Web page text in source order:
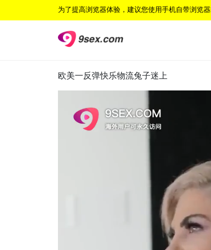
为了提高浏览器体验，建议您使用手机自带浏览
欧美一反弹快乐物流兔子迷上